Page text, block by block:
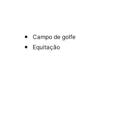
Campo de golfe
Equitação